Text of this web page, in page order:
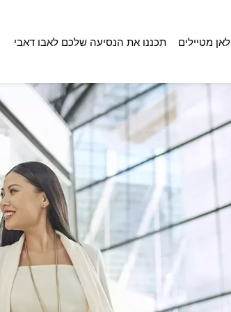
לאן מטיילים תכננו את הנסיעה שלכם לאבו דאבי